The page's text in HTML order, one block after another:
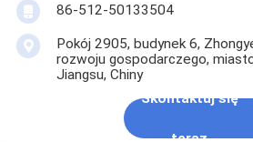
86-512-50133504
Pokój 2905, budynek 6,
rozwoju gospodarczego,
Jiangsu, Chiny
Skontaktuj się
teraz